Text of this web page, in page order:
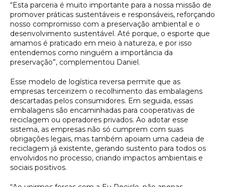
“Esta parceria é muito importante para a nossa missão de
promover práticas sustentáveis e responsáveis, reforçando
nosso compromisso com a preservação ambiental e o
desenvolvimento sustentável. Até porque, o esporte que
amamos é praticado em meio à natureza, e por isso
entendemos como ninguém a importância da
preservação”, complementou Daniel.
Esse modelo de logística reversa permite que as
empresas terceirizem o recolhimento das embalagens
descartadas pelos consumidores. Em seguida, essas
embalagens são encaminhadas para cooperativas de
reciclagem ou operadores privados. Ao adotar esse
sistema, as empresas não só cumprem com suas
obrigações legais, mas também apoiam uma cadeia de
reciclagem já existente, gerando sustento para todos os
envolvidos no processo, criando impactos ambientais e
sociais positivos.